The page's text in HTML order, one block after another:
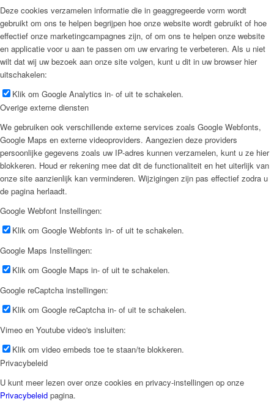
Deze cookies verzamelen informatie die in geaggregeerde vorm wordt
gebruikt om ons te helpen begrijpen hoe onze website wordt gebruikt of hoe
effectief onze marketingcampagnes zijn, of om ons te helpen onze website
en applicatie voor u aan te passen om uw ervaring te verbeteren. Als u niet
wilt dat wij uw bezoek aan onze site volgen, kunt u dit in uw browser hier
uitschakelen:
Klik om Google Analytics in- of uit te schakelen.
Overige externe diensten
We gebruiken ook verschillende externe services zoals Google Webfonts,
Google Maps en externe videoproviders. Aangezien deze providers
persoonlijke gegevens zoals uw IP-adres kunnen verzamelen, kunt u ze hier
blokkeren. Houd er rekening mee dat dit de functionaliteit en het uiterlijk van
onze site aanzienlijk kan verminderen. Wijzigingen zijn pas effectief zodra u
de pagina herlaadt.
Google Webfont Instellingen:
Klik om Google Webfonts in- of uit te schakelen.
Google Maps Instellingen:
Klik om Google Maps in- of uit te schakelen.
Google reCaptcha instellingen:
Klik om Google reCaptcha in- of uit te schakelen.
Vimeo en Youtube video's insluiten:
Klik om video embeds toe te staan/te blokkeren.
Privacybeleid
U kunt meer lezen over onze cookies en privacy-instellingen op onze
Privacybeleid pagina.